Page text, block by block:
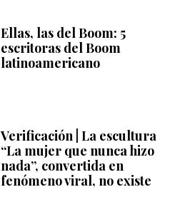
Ellas, las del Boom: 5
escritoras del Boom
latinoamericano
Verificación | La escultura
“La mujer que nunca hizo
nada”, convertida en
fenómeno viral, no existe